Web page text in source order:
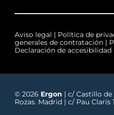
Aviso legal | Política de
generales de contratación|
Declaración de accesibilidad
© 2026 Ergon | c/ Castillo de
Rozas. Madrid | c/ Pau Clarís